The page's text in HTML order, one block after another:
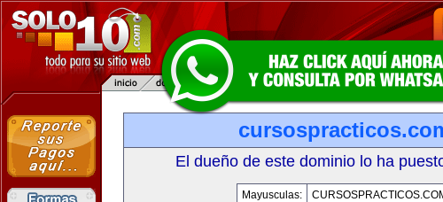
El dueño de este dominio lo ha
Mayusculas: